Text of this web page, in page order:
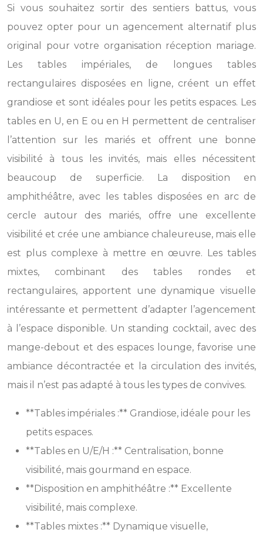
Si vous souhaitez sortir des sentiers battus, vous
pouvez opter pour un agencement alternatif plus
original pour votre organisation réception mariage.
Les tables impériales, de longues tables
rectangulaires disposées en ligne, créent un effet
grandiose et sont idéales pour les petits espaces. Les
tables en U, en E ou en H permettent de centraliser
l’attention sur les mariés et offrent une bonne
visibilité à tous les invités, mais elles nécessitent
beaucoup de superficie. La disposition en
amphithéâtre, avec les tables disposées en arc de
cercle autour des mariés, offre une excellente
visibilité et crée une ambiance chaleureuse, mais elle
est plus complexe à mettre en œuvre. Les tables
mixtes, combinant des tables rondes et
rectangulaires, apportent une dynamique visuelle
intéressante et permettent d’adapter l’agencement
à l’espace disponible. Un standing cocktail, avec des
mange-debout et des espaces lounge, favorise une
ambiance décontractée et la circulation des invités,
mais il n’est pas adapté à tous les types de convives.
**Tables impériales :** Grandiose, idéale pour les
petits espaces.
**Tables en U/E/H :** Centralisation, bonne
visibilité, mais gourmand en espace.
**Disposition en amphithéâtre :** Excellente
visibilité, mais complexe.
**Tables mixtes :** Dynamique visuelle,